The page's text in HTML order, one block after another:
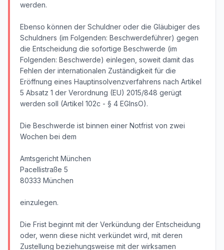
werden.
Ebenso können der Schuldner oder die Gläubiger des
Schuldners (im Folgenden: Beschwerdeführer) gegen
die Entscheidung die sofortige Beschwerde (im
Folgenden: Beschwerde) einlegen, soweit damit das
Fehlen der internationalen Zuständigkeit für die
Eröffnung eines Hauptinsolvenzverfahrens nach Artikel
5 Absatz 1 der Verordnung (EU) 2015/848 gerügt
werden soll (Artikel 102c - § 4 EGInsO).
Die Beschwerde ist binnen einer Notfrist von zwei
Wochen bei dem
Amtsgericht München
Pacellistraße 5
80333 München
einzulegen.
Die Frist beginnt mit der Verkündung der Entscheidung
oder, wenn diese nicht verkündet wird, mit deren
Zustellung beziehungsweise mit der wirksamen